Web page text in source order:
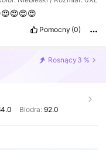
Pomocny (0)
Rosnący 3 %
Biodra: 92.0